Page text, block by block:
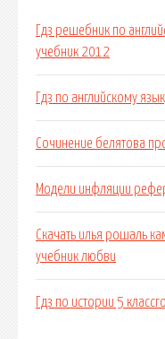
Гдз решебник по
учебник 2012
Гдз по английскому
Сочинение белятова
Модели инфляции
Скачать илья рошаль
учебник любви
Гдз по истории 5